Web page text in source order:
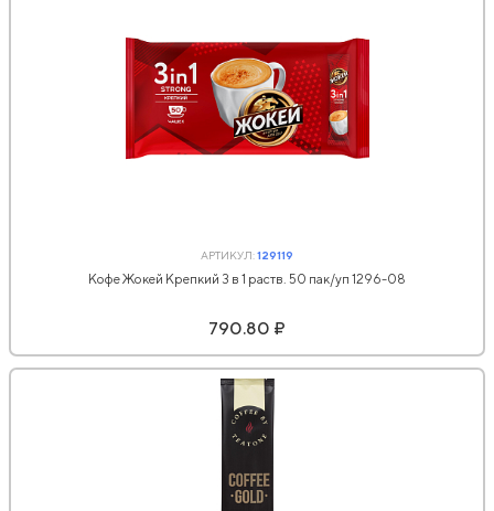
АРТИКУЛ:129119
Кофе Жокей Крепкий 3 в 1 раств. 50 пак/уп 1296-08
790.80 ₽